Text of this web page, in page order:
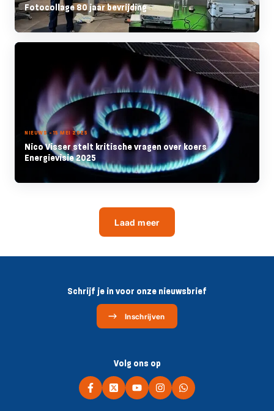
Fotocollage 80 jaar bevrijding
NIEUWS - 15 MEI 2025
Nico Visser stelt kritische vragen over koers
Energievisie 2025
Laad meer
Schrijf je in voor onze nieuwsbrief
Inschrijven
Volg ons op